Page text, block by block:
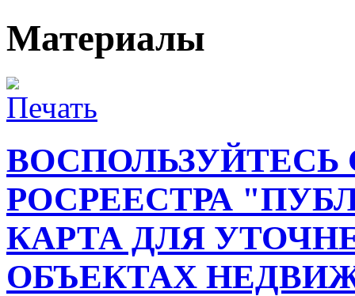
Материалы
РОСРЕЕСТРА
КАРТА ДЛЯ
ОБЪЕКТАХ